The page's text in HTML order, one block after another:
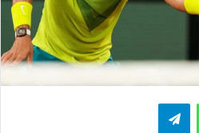
واتساب تيلقرام